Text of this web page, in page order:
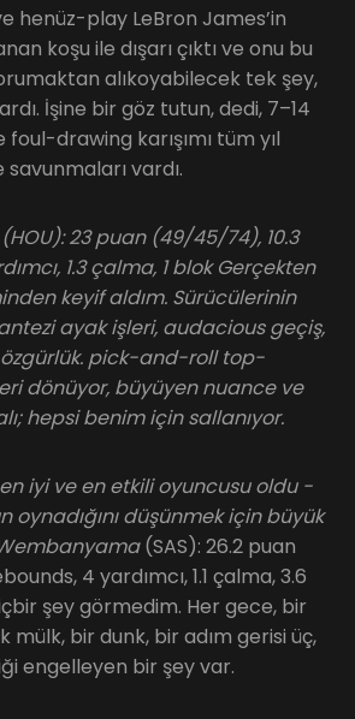
henüz-play LeBron James’in
koşu ile dışarı çıktı ve onu bu
alıkoyabilecek tek şey,
İşine bir göz tutun, dedi, 7–14
foul-drawing karışımı tüm yıl
vardı.
(HOU): 23 puan (49/45/74), 10.3
1.3 çalma, 1 blok Gerçekten
keyif aldım. Sürücülerinin
ayak işleri, audacious geçiş,
pick-and-roll top-
dönüyor, büyüyen nuance ve
hepsi benim için sallanıyor.
en iyi ve en etkili oyuncusu oldu -
oynadığını düşünmek için büyük
(SAS): 26.2 puan
4 yardımcı, 1.1 çalma, 3.6
şey görmedim. Her gece, bir
mülk, bir dunk, bir adım gerisi üç,
engelleyen bir şey var.